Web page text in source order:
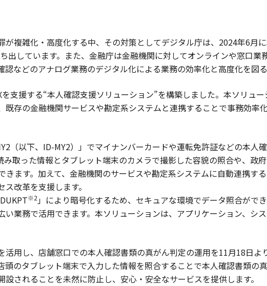
複雑化・高度化する中、その対策としてデジタル庁は、2024年6月
出しています。また、金融庁は金融機関に対してオンラインや窓口業
などのアナログ業務のデジタル化による業務の効率化と高度化を図る
支援する“本人確認支援ソリューション”を構築しました。本ソリュ
存の金融機関サービスや勘定系システムと連携することで事務効率
（以下、ID-MY2）」でマイナンバーカードや運転免許証などの本人
取った情報とタブレット端末のカメラで撮影した容貌の照合や、政
きます。加えて、金融機関のサービスや勘定系システムに自動連携す
改革を支援します。
※2」により暗号化するため、セキュアな環境でデータ照合がで
業務で活用できます。本ソリューションは、アプリケーション、シ
用し、店舗窓口での本人確認書類の真がん判定の運用を11月18日よ
のタブレット端末で入力した情報を照合することで本人確認書類の
されることを未然に防止し、安心・安全なサービスを提供します。